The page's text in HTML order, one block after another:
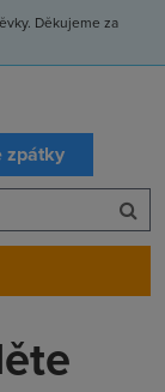
Děkujeme za
zpátky